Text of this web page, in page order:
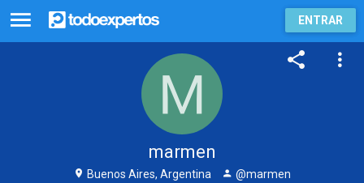
ENTRAR
marmen
Buenos Aires, Argentina
@marmen